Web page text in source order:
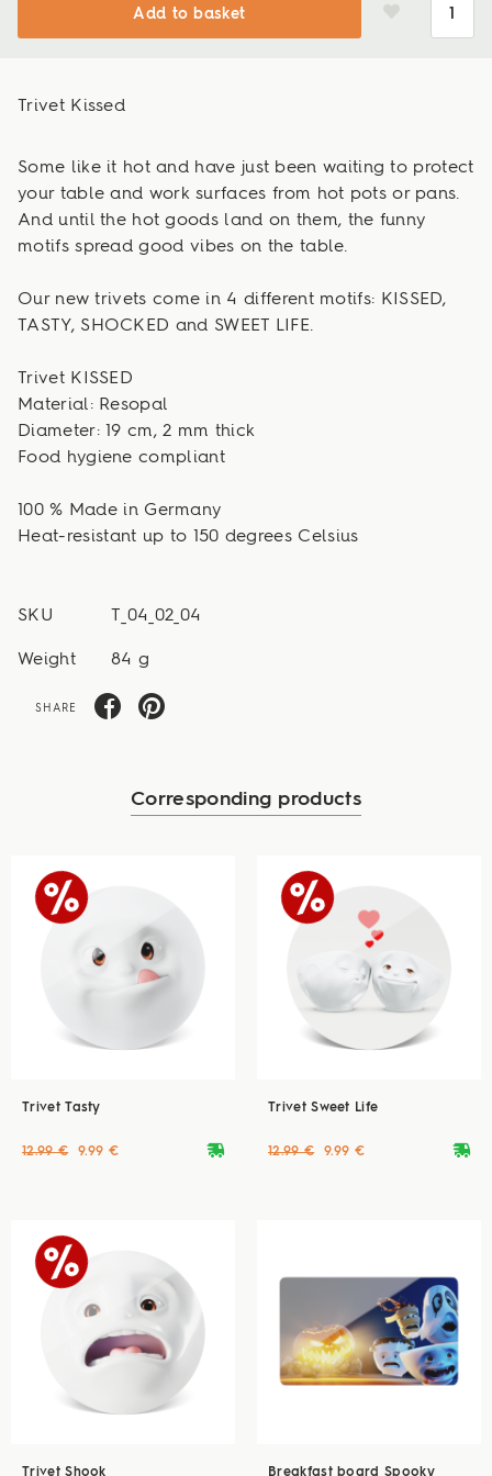
Add to basket
Trivet Kissed
Some like it hot and have just been waiting to protect
your table and work surfaces from hot pots or pans.
And until the hot goods land on them, the funny
motifs spread good vibes on the table.
Our new trivets come in 4 different motifs: KISSED,
TASTY, SHOCKED and SWEET LIFE.
Trivet KISSED
Material: Resopal
Diameter: 19 cm, 2 mm thick
Food hygiene compliant
100 % Made in Germany
Heat-resistant up to 150 degrees Celsius
SKU T_04_02_04
Weight 84 g
SHARE
Corresponding products
Trivet Tasty
deliveryvan
12.99 € 9.99 €
Trivet Sweet Life
deliveryvan
12.99 € 9.99 €
Trivet Shook Breakfast board Spooky